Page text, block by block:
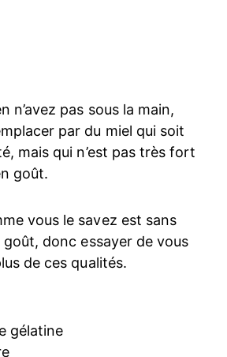
n’avez pas sous la main,
par du miel qui soit
mais qui n’est pas très fort
goût.
vous le savez est sans
goût, donc essayer de vous
de ces qualités.
gélatine